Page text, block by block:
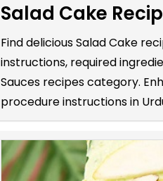
Salad Cake
Find delicious Salad Cake
instructions, required
Sauces recipes category.
procedure instructions in